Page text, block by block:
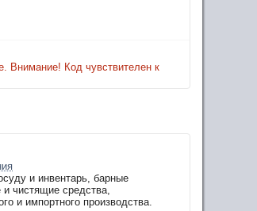
Внимание! Код чувствителен к
и инвентарь, барные
чистящие средства,
и импортного производства.